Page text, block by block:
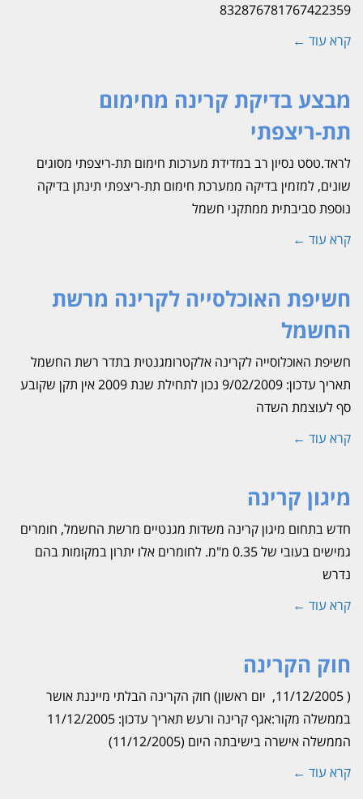
832876781767422359
קרא עוד ←
מבצע בדיקת קרינה מחימום
תת-ריצפתי
לראד.טסט נסיון רב במדידת מערכות חימום תת-ריצפתי מסוגים
שונים, למזמין בדיקה ממערכת חימום תת-ריצפתי תינתן בדיקה
נוספת סביבתית ממתקני חשמל
קרא עוד ←
חשיפת האוכלסייה לקרינה מרשת
החשמל
חשיפת האוכלוסייה לקרינה אלקטרומגנטית בתדר רשת החשמל
תאריך עדכון: 9/02/2009 נכון לתחילת שנת 2009 אין תקן שקובע
סף לעוצמת השדה
קרא עוד ←
מיגון קרינה
חדש בתחום מיגון קרינה משדות מגנטיים מרשת החשמל, חומרים
גמישים בעובי של 0.35 מ"מ. לחומרים אלו יתרון במקומות בהם
נדרש
קרא עוד ←
חוק הקרינה
( 11/12/2005, יום ראשון) חוק הקרינה הבלתי מייננת אושר
בממשלה מקור:אגף קרינה ורעש תאריך עדכון: 11/12/2005
הממשלה אישרה בישיבתה היום (11/12/2005)
קרא עוד ←